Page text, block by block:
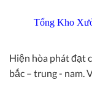
Tổng Kho
Hiện hòa phát đạt
bắc – trung - nam.